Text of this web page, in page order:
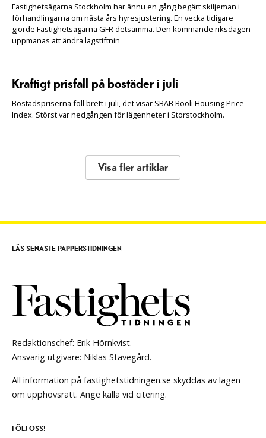
Fastighetsägarna Stockholm har ännu en gång begärt skiljeman i
förhandlingarna om nästa års hyresjustering. En vecka tidigare
gjorde Fastighetsägarna GFR detsamma. Den kommande riksdagen
uppmanas att ändra lagstiftnin
Kraftigt prisfall på bostäder i juli
Bostadspriserna föll brett i juli, det visar SBAB Booli Housing Price
Index. Störst var nedgången för lägenheter i Storstockholm.
Visa fler artiklar
Redaktionschef: Erik Hörnkvist.
Ansvarig utgivare: Niklas Stavegård.
All information på fastighetstidningen.se skyddas av lagen
om upphovsrätt. Ange källa vid citering.
FÖLJ OSS!
LÄS SENASTE PAPPERSTIDNINGEN